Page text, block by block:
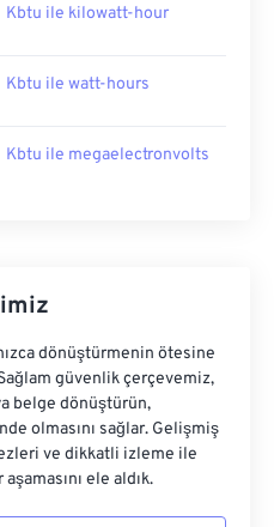
Kbtu ile kilowatt-hour
Kbtu ile watt-hours
Kbtu ile megaelectronvolts
dönüştürmenin ötesine
güvenlik çerçevemiz,
belge dönüştürün,
olmasını sağlar. Gelişmiş
ve dikkatli izleme ile
ele aldık.